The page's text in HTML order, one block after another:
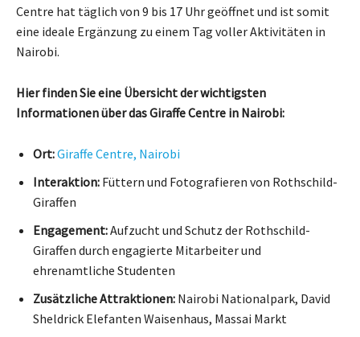
Centre hat täglich von 9 bis 17 Uhr geöffnet und ist somit
eine ideale Ergänzung zu einem Tag voller Aktivitäten in
Nairobi.
Hier finden Sie eine Übersicht der wichtigsten
Informationen über das Giraffe Centre in Nairobi:
Ort:Giraffe Centre, Nairobi
Interaktion: Füttern und Fotografieren von Rothschild-
Giraffen
Engagement:Aufzucht und Schutz der Rothschild-
Giraffen durch engagierte Mitarbeiter und
ehrenamtliche Studenten
Zusätzliche Attraktionen: Nairobi Nationalpark, David
Sheldrick Elefanten Waisenhaus, Massai Markt